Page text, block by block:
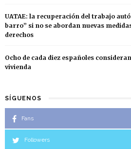
UATAE: la recuperación del trabajo
barro” si no se abordan nuevas
derechos
Ocho de cada diez españoles
vivienda
SÍGUENOS
Fans
Followers